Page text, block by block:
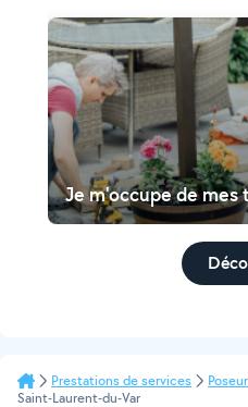
Je m'occupe de mes
Prestations de services
Saint-Laurent-du-Var